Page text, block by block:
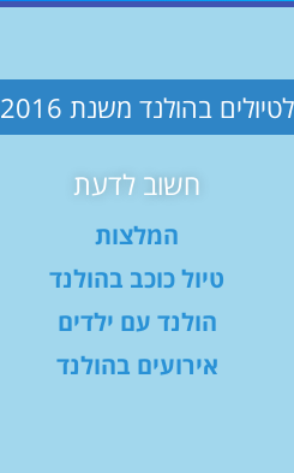
בהולנד משנת 2016
חשוב לדעת
המלצות
טיול כוכב בהולנד
הולנד עם ילדים
אירועים בהולנד